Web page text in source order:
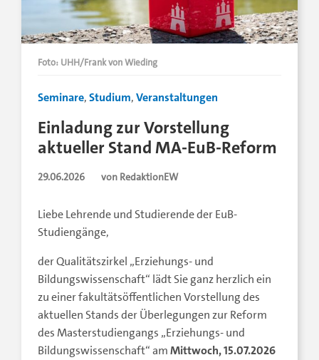
Seminare,Studium,Veranstaltungen
Einladung zur Vorstellung
aktueller Stand MA-EuB-Reform
29.06.2026 von RedaktionEW
Foto: UHH/Frank von Wieding
Liebe Lehrende und Studierende der EuB-
Studiengänge,
der Qualitätszirkel „Erziehungs- und
Bildungswissenschaft“ lädt Sie ganz herzlich ein
zu einer fakultätsöffentlichen Vorstellung des
aktuellen Stands der Überlegungen zur Reform
des Masterstudiengangs „Erziehungs- und
Bildungswissenschaft“ amMittwoch, 15.07.2026